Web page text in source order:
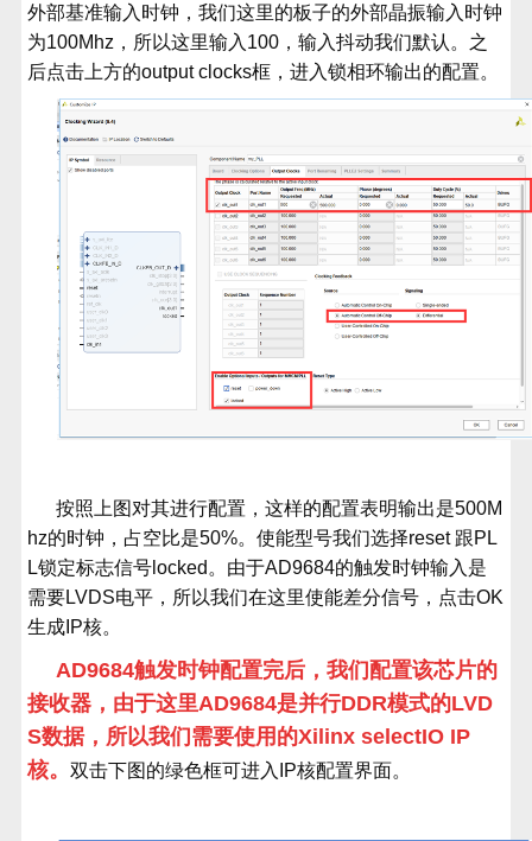
外部基准输入时钟，我们这里的板子的外部晶振输入时钟
为100Mhz ，所以这里输入 100 ，输入抖动我们默认。之
后点击上方的output clocks框，进入锁相环输出的配置。
按照上图对其进行配置，这样的配置表明输出是500M
hz的时钟，占空比是50%。使能型号我们选择reset 跟PL
L锁定标志信号 locked 。由于AD9684的触发时钟输入是
需要LVDS电平，所以我们在这里使能差分信号，点击OK
生成 IP核。
AD9684触发时钟配置完后，我们配置该芯片的
接收器，由于这里AD9684是并行DDR模式的LVD
S数据，所以我们需要使用的Xilinx selectIO IP
核。双击下图的绿色框可进入 IP核配置界面。